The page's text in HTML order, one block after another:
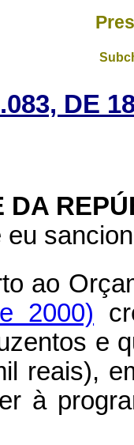
DE
DA
ao
2000)
e
reais),
à